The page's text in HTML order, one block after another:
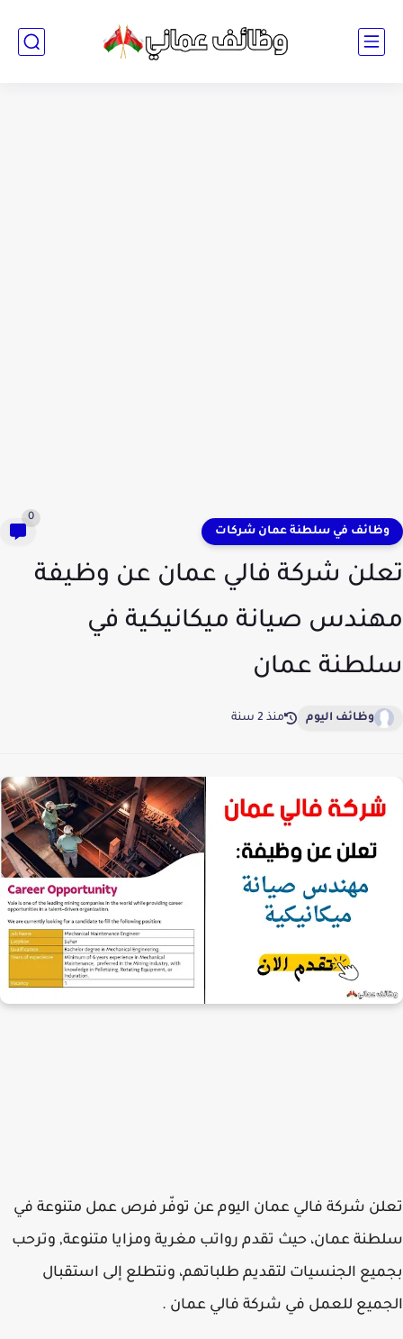
وظائف في سلطنة عمان شركات
0
تعلن شركة فالي عمان عن وظيفة
مهندس صيانة ميكانيكية في
سلطنة عمان
وظائف اليوم منذ 2 سنة
تعلن شركة فالي عمان اليوم عن توفّر فرص عمل متنوعة في
سلطنة عمان، حيث تقدم رواتب مغرية ومزايا متنوعة, وترحب
بجميع الجنسيات لتقديم طلباتهم، ونتطلع إلى استقبال
الجميع للعمل في شركة فالي عمان .